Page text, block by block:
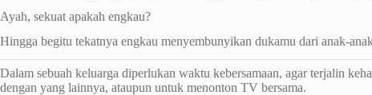
Ayah, sekuat apakah engkau?
Hingga begitu tekatnya engkau menyembunyikan dukamu dari anak-
Dalam sebuah keluarga diperlukan waktu kebersamaan, agar terjalin
dengan yang lainnya, ataupun untuk menonton TV bersama.